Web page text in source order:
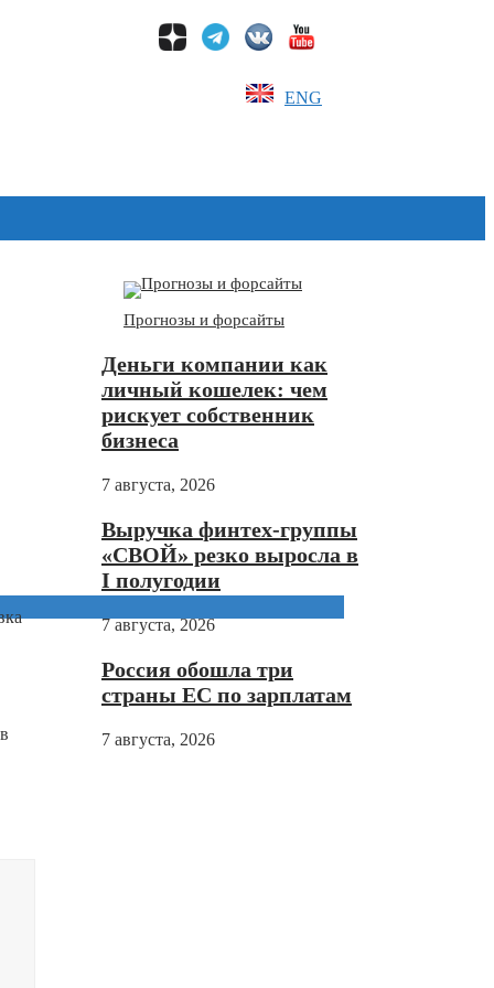
ENG
Прогнозы и форсайты
Деньги компании как
личный кошелек: чем
рискует собственник
бизнеса
7 августа, 2026
Выручка финтех-группы
«СВОЙ» резко выросла в
I полугодии
7 августа, 2026
Россия обошла три
страны ЕС по зарплатам
7 августа, 2026